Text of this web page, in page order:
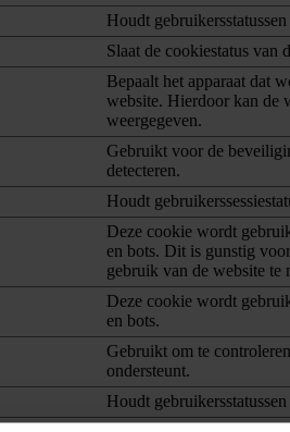
Houdt
Slaat de cookiestatus van
Bepaalt het apparaat dat
website. Hierdoor kan de
weergegeven.
Gebruikt voor de
detecteren.
Houdt
Deze cookie wordt
en bots. Dit is gunstig
gebruik van de website te
Deze cookie wordt
en bots.
Gebruikt om te
ondersteunt.
Houdt